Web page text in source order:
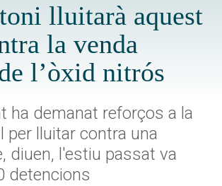
lluitarà aquest
la venda
l’òxid nitrós
ha demanat reforços a la
per lluitar contra una
diuen, l'estiu passat va
detencions